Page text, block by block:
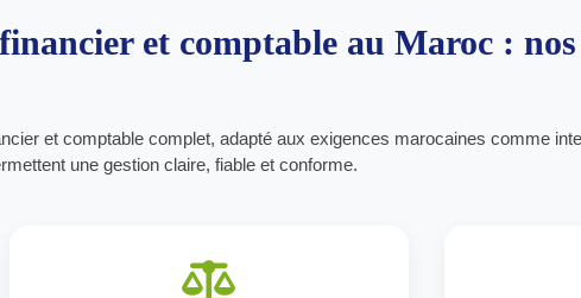
et comptable au Maroc : nos
et comptable complet, adapté aux exigences marocaines comme
une gestion claire, fiable et conforme.